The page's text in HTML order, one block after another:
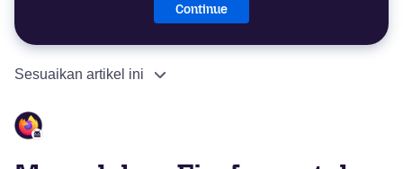
Continue
Sesuaikan artikel ini